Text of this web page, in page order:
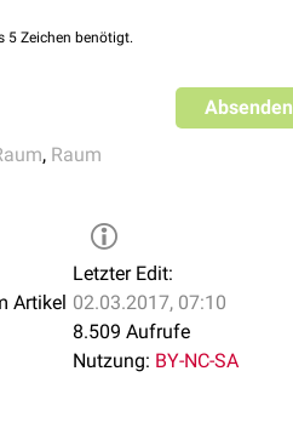
5 Zeichen benötigt.
Absenden
, Raum
Artikel
Letzter Edit:
02.03.2017, 07:10
8.509 Aufrufe
Nutzung: BY-NC-SA